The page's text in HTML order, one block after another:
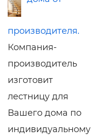
производителя.
Компания-
производитель
изготовит
лестницу для
Вашего дома по
индивидуальному